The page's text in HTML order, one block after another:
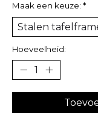
Maak een keuze: *
Hoeveelheid: